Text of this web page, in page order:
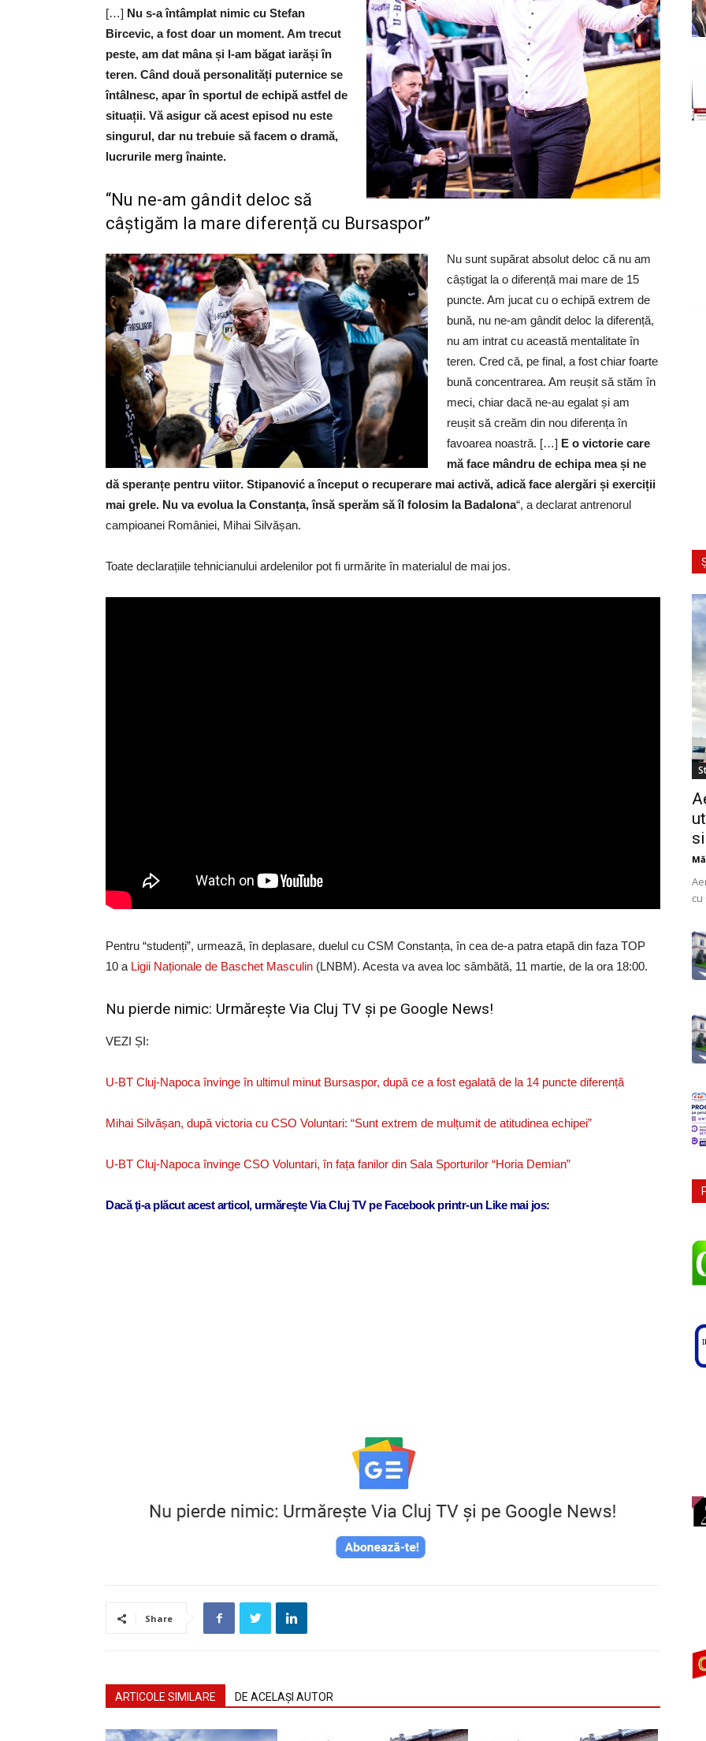
[…] Nu s-a întâmplat nimic cu Stefan
Bircevic, a fost doar un moment. Am trecut
peste, am dat mâna și l-am băgat iarăși în
teren. Când două personalități puternice se
întâlnesc, apar în sportul de echipă astfel de
situații. Vă asigur că acest episod nu este
singurul, dar nu trebuie să facem o dramă,
lucrurile merg înainte.
“Nu ne-am gândit deloc să
câștigăm la mare diferență cu Bursaspor”
Nu sunt supărat absolut deloc că nu am
câștigat la o diferență mai mare de 15
puncte. Am jucat cu o echipă extrem de
bună, nu ne-am gândit deloc la diferență,
nu am intrat cu această mentalitate în
teren. Cred că, pe final, a fost chiar foarte
bună concentrarea. Am reușit să stăm în
meci, chiar dacă ne-au egalat și am
reușit să creăm din nou diferența în
favoarea noastră. […] E o victorie care
mă face mândru de echipa mea și ne
dă speranțe pentru viitor. Stipanović a început o recuperare mai activă, adică face alergări și exerciții
mai grele. Nu va evolua la Constanța, însă sperăm să îl folosim la Badalona“, a declarat antrenorul
campioanei României, Mihai Silvășan.
Toate declarațiile tehnicianului ardelenilor pot fi urmărite în materialul de mai jos.
Pentru “studenți”, urmează, în deplasare, duelul cu CSM Constanța, în cea de-a patra etapă din faza TOP
10 a Ligii Naționale de Baschet Masculin (LNBM). Acesta va avea loc sâmbătă, 11 martie, de la ora 18:00.
Nu pierde nimic: Urmărește Via Cluj TV și pe Google News!
VEZI ȘI:
U-BT Cluj-Napoca învinge în ultimul minut Bursaspor, după ce a fost egalată de la 14 puncte diferență
Mihai Silvășan, după victoria cu CSO Voluntari: “Sunt extrem de mulțumit de atitudinea echipei”
U-BT Cluj-Napoca învinge CSO Voluntari, în fața fanilor din Sala Sporturilor “Horia Demian”
Dacă ţi-a plăcut acest articol, urmăreşte Via Cluj TV pe Facebook printr-un Like mai jos:
Share
ARTICOLE SIMILARE DE ACELAȘI AUTOR